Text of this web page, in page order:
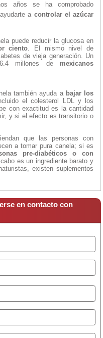
años se ha comprobado
a controlar el azúcar
puede reducir la glucosa en
ciento. El mismo nivel de
de vieja generación. Un
millones de mexicanos
también ayuda a bajar los
el colesterol LDL y los
con exactitud es la cantidad
y si el efecto es transitorio o
que las personas con
a tomar pura canela; si es
pre-diabéticos o con
es un ingrediente barato y
existen suplementos
en contacto con